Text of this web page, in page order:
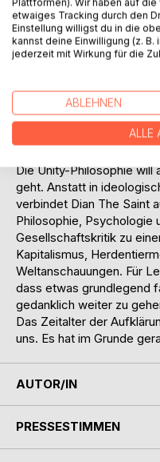
zivilisationsverblödet. Sie
still zu sitzen, in Reih und
widerstandslos den von
Armut leben und
Perspektivlosigkeit ihres
glauben viele von ihnen
Die Unity-Philosophie will
geht. Anstatt in
verbindet Dian The Saint
Philosophie, Psychologie
Gesellschaftskritik zu
Kapitalismus,
Weltanschauungen. Für
dass etwas grundlegend
gedanklich weiter zu
Das Zeitalter der
uns. Es hat im Grunde
AUTOR/IN
PRESSESTIMMEN
etwaiges Tracking durch den
Einstellung willigst du in die
kannst deine Einwilligung (z. B.
jederzeit mit Wirkung für die
ABLEHNEN
ALLE